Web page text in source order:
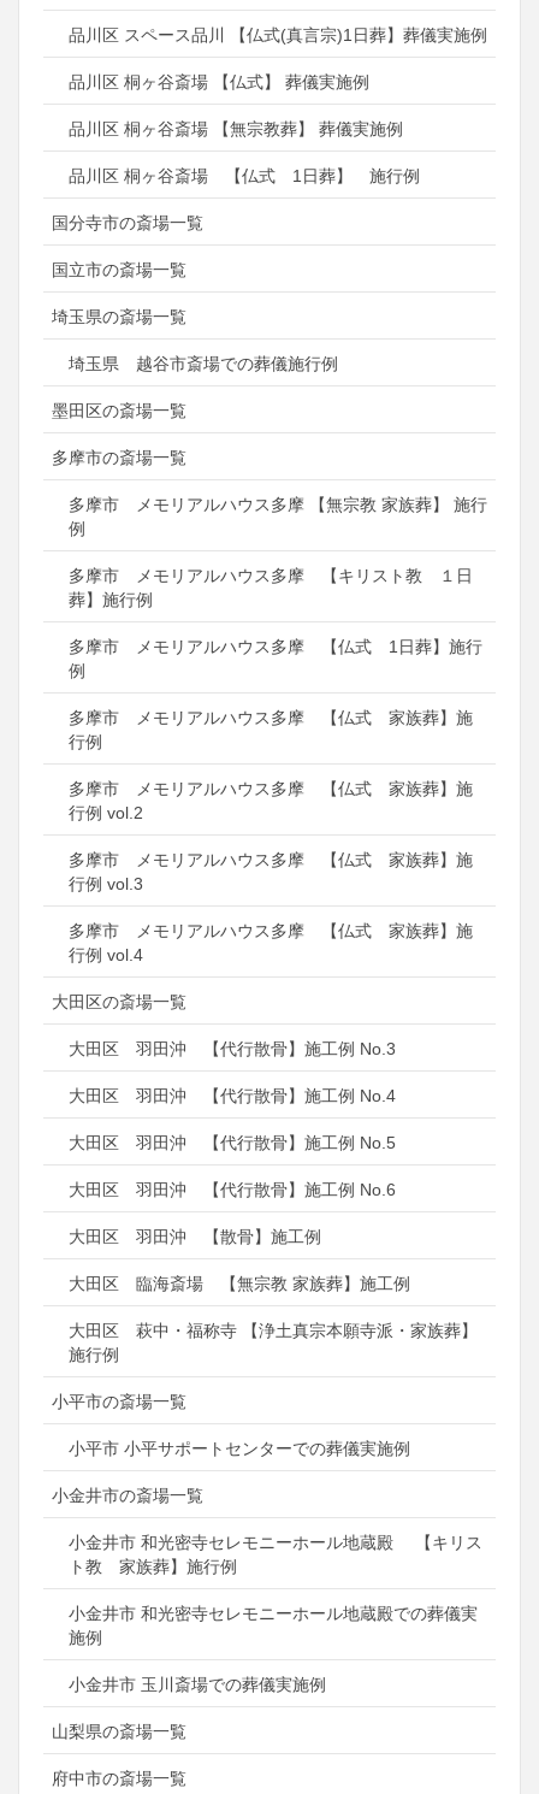
品川区 スペース品川 【仏式(真言宗)1日葬】葬儀実施例
品川区 桐ヶ谷斎場 【仏式】 葬儀実施例
品川区 桐ヶ谷斎場 【無宗教葬】 葬儀実施例
品川区 桐ヶ谷斎場 【仏式 1日葬】 施行例
国分寺市の斎場一覧
国立市の斎場一覧
埼玉県の斎場一覧
埼玉県 越谷市斎場での葬儀施行例
墨田区の斎場一覧
多摩市の斎場一覧
多摩市 メモリアルハウス多摩 【無宗教 家族葬】 施行
例
多摩市 メモリアルハウス多摩 【キリスト教 １日
葬】施行例
多摩市 メモリアルハウス多摩 【仏式 1日葬】施行
例
多摩市 メモリアルハウス多摩 【仏式 家族葬】施
行例
多摩市 メモリアルハウス多摩 【仏式 家族葬】施
行例 vol.2
多摩市 メモリアルハウス多摩 【仏式 家族葬】施
行例 vol.3
多摩市 メモリアルハウス多摩 【仏式 家族葬】施
行例 vol.4
大田区の斎場一覧
大田区 羽田沖 【代行散骨】施工例 No.3
大田区 羽田沖 【代行散骨】施工例 No.4
大田区 羽田沖 【代行散骨】施工例 No.5
大田区 羽田沖 【代行散骨】施工例 No.6
大田区 羽田沖 【散骨】施工例
大田区 臨海斎場 【無宗教 家族葬】施工例
大田区 萩中・福称寺 【浄土真宗本願寺派・家族葬】
施行例
小平市の斎場一覧
小平市 小平サポートセンターでの葬儀実施例
小金井市の斎場一覧
小金井市 和光密寺セレモニーホール地蔵殿 【キリス
ト教 家族葬】施行例
小金井市 和光密寺セレモニーホール地蔵殿での葬儀実
施例
小金井市 玉川斎場での葬儀実施例
山梨県の斎場一覧
府中市の斎場一覧